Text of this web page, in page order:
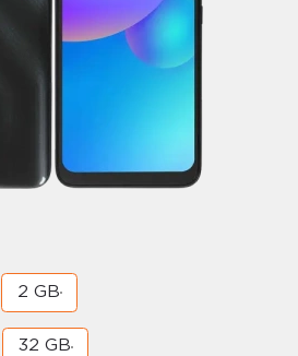
2 GB
32 GB